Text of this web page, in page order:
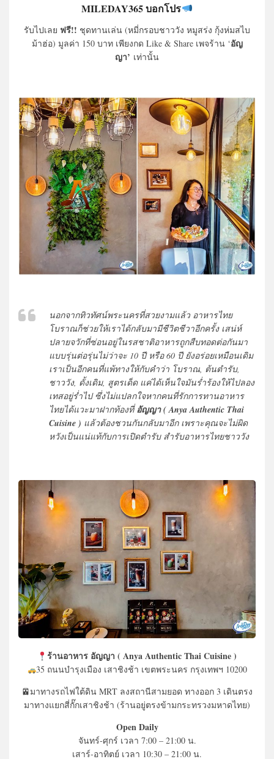
MILEDAY365 บอกโปร
รับไปเลย ฟรี!! ชุดทานเล่น (หมี่กรอบชาววัง หมูสร่ง กุ้งห่มสไบ
ม้าฮ่อ) มูลค่า 150 บาท เพียงกด Like & Share เพจร้าน ‘อัญ
ญา’ เท่านั้น
นอกจากทิวทัศน์พระนครที่สวยงามแล้ว อาหารไทย
โบราณก็ช่วยให้เราได้กลับมามีชีวิตชีวาอีกครั้ง เสน่ห์
ปลายจวักที่ซ่อนอยู่ในรสชาติอาหารถูกสืบทอดต่อกันมา
แบบรุ่นต่อรุ่นไม่ว่าจะ 10 ปี หรือ 60 ปี ยังอร่อยเหมือนเดิม
เราเป็นอีกคนที่แพ้ทางให้กับคำว่า โบราณ, ต้นตำรับ,
ชาววัง, ดั้งเดิม, สูตรเด็ด แค่ได้เห็นใจมันร่ำร้องให้ไปลอง
เทสอยู่ร่ำไป ซึ่งไม่แปลกใจหากคนที่รักการทานอาหาร
ไทยได้แวะมาฝากท้องที่อัญญา ( Anya Authentic Thai
Cuisine ) แล้วต้องชวนกันกลับมาอีก เพราะคุณจะไม่ผิด
หวังเป็นแน่แท้กับการเปิดตำรับ สำรับอาหารไทยชาววัง
ร้านอาหาร อัญญา ( Anya Authentic Thai Cuisine )
35 ถนนบำรุงเมือง เสาชิงช้า เขตพระนคร กรุงเทพฯ 10200
🚈มาทางรถไฟใต้ดิน MRT ลงสถานีสามยอด ทางออก 3 เดินตรง
มาทางแยกสี่กั๊กเสาชิงช้า (ร้านอยู่ตรงข้ามกระทรวงมหาดไทย)
Open Daily
จันทร์-ศุกร์ เวลา 7:00 – 21:00 น.
เสาร์-อาทิตย์ เวลา 10:30 – 21:00 น.